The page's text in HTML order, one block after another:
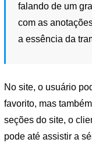
falando de um
com as
a essência da
No site, o usuário
favorito, mas
seções do site, o
pode até assistir a